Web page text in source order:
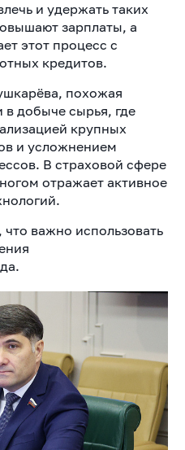
и удержать таких
зарплаты, а
этот процесс с
кредитов.
похожая
в добыче сырья, где
крупных
и усложнением
В страховой сфере
отражает активное
важно использовать